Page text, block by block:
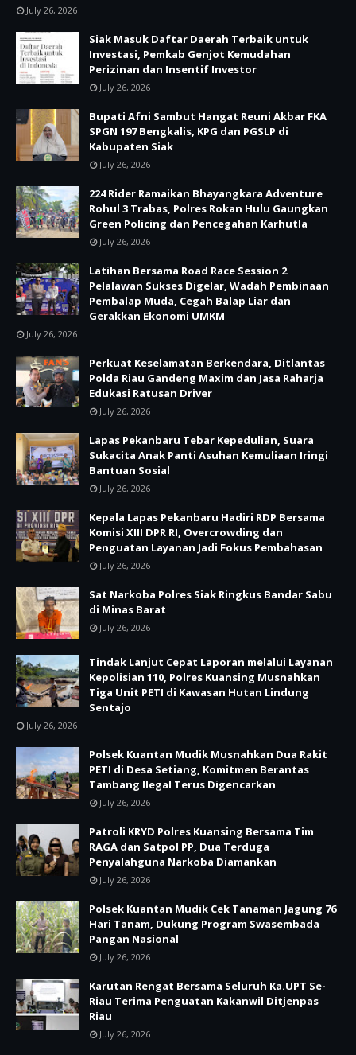
July 26, 2026
Siak Masuk Daftar Daerah Terbaik untuk
Investasi, Pemkab Genjot Kemudahan
Perizinan dan Insentif Investor
July 26, 2026
Bupati Afni Sambut Hangat Reuni Akbar FKA
SPGN 197 Bengkalis, KPG dan PGSLP di
Kabupaten Siak
July 26, 2026
224 Rider Ramaikan Bhayangkara Adventure
Rohul 3 Trabas, Polres Rokan Hulu Gaungkan
Green Policing dan Pencegahan Karhutla
July 26, 2026
Latihan Bersama Road Race Session 2
Pelalawan Sukses Digelar, Wadah Pembinaan
Pembalap Muda, Cegah Balap Liar dan
Gerakkan Ekonomi UMKM
July 26, 2026
Perkuat Keselamatan Berkendara, Ditlantas
Polda Riau Gandeng Maxim dan Jasa Raharja
Edukasi Ratusan Driver
July 26, 2026
Lapas Pekanbaru Tebar Kepedulian, Suara
Sukacita Anak Panti Asuhan Kemuliaan Iringi
Bantuan Sosial
July 26, 2026
Kepala Lapas Pekanbaru Hadiri RDP Bersama
Komisi XIII DPR RI, Overcrowding dan
Penguatan Layanan Jadi Fokus Pembahasan
July 26, 2026
Sat Narkoba Polres Siak Ringkus Bandar Sabu
di Minas Barat
July 26, 2026
Tindak Lanjut Cepat Laporan melalui Layanan
Kepolisian 110, Polres Kuansing Musnahkan
Tiga Unit PETI di Kawasan Hutan Lindung
Sentajo
July 26, 2026
Polsek Kuantan Mudik Musnahkan Dua Rakit
PETI di Desa Setiang, Komitmen Berantas
Tambang Ilegal Terus Digencarkan
July 26, 2026
Patroli KRYD Polres Kuansing Bersama Tim
RAGA dan Satpol PP, Dua Terduga
Penyalahguna Narkoba Diamankan
July 26, 2026
Polsek Kuantan Mudik Cek Tanaman Jagung 76
Hari Tanam, Dukung Program Swasembada
Pangan Nasional
July 26, 2026
Karutan Rengat Bersama Seluruh Ka.UPT Se-
Riau Terima Penguatan Kakanwil Ditjenpas
Riau
July 26, 2026